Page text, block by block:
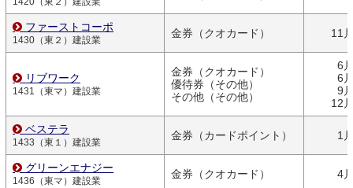
ファーストコーポ
1430（東２）建設業
金券（クオカード） 11
リブワーク
1431（東マ）建設業
金券（クオカード）
優待券（その他）
その他（その他）
6
6
9
12
ベステラ
1433（東１）建設業
金券（カードポイント） 1
グリーンエナジー
1436（東マ）建設業
金券（クオカード） 4